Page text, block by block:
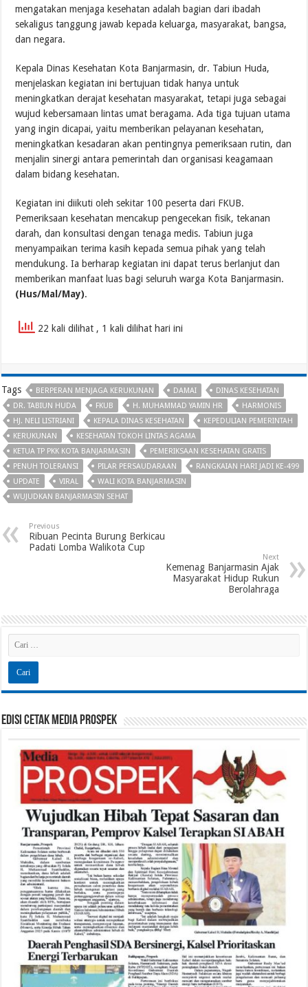
mengatakan menjaga kesehatan adalah bagian dari ibadah
sekaligus tanggung jawab kepada keluarga, masyarakat, bangsa,
dan negara.
Kepala Dinas Kesehatan Kota Banjarmasin, dr. Tabiun Huda,
menjelaskan kegiatan ini bertujuan tidak hanya untuk
meningkatkan derajat kesehatan masyarakat, tetapi juga sebagai
wujud kebersamaan lintas umat beragama. Ada tiga tujuan utama
yang ingin dicapai, yaitu memberikan pelayanan kesehatan,
meningkatkan kesadaran akan pentingnya pemeriksaan rutin, dan
menjalin sinergi antara pemerintah dan organisasi keagamaan
dalam bidang kesehatan.
Kegiatan ini diikuti oleh sekitar 100 peserta dari FKUB.
Pemeriksaan kesehatan mencakup pengecekan fisik, tekanan
darah, dan konsultasi dengan tenaga medis. Tabiun juga
menyampaikan terima kasih kepada semua pihak yang telah
mendukung. Ia berharap kegiatan ini dapat terus berlanjut dan
memberikan manfaat luas bagi seluruh warga Kota Banjarmasin.
(Hus/Mal/May).
22 kali dilihat , 1 kali dilihat hari ini
Tags BERPERAN MENJAGA KERUKUNAN DAMAI
DINAS KESEHATAN
DR. TABIUN HUDA
FKUB H. MUHAMMAD YAMIN HR
HARMONIS
HJ. NELI LISTRIANI
KEPALA DINAS KESEHATAN
KEPEDULIAN PEMERINTAH
KERUKUNAN
KESEHATAN TOKOH LINTAS AGAMA
KETUA TP PKK KOTA BANJARMASIN
PEMERIKSAAN KESEHATAN GRATIS
PENUH TOLERANSI
PILAR PERSAUDARAAN
RANGKAIAN HARI JADI KE-499
UPDATE
VIRAL
WALI KOTA BANJARMASIN
WUJUDKAN BANJARMASIN SEHAT
Previous
Ribuan Pecinta Burung Berkicau
Padati Lomba Walikota Cup
Next
Kemenag Banjarmasin Ajak
Masyarakat Hidup Rukun
Berolahraga
Edisi Cetak Media Prospek